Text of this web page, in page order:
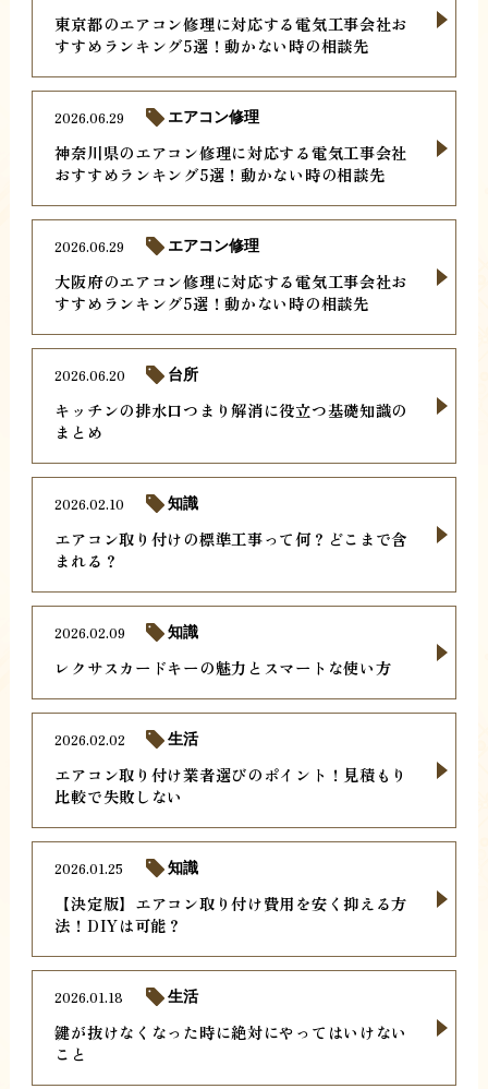
東京都のエアコン修理に対応する電気工事会社お
すすめランキング5選！動かない時の相談先
神奈川県のエアコン修理に対応する電気工事会社
おすすめランキング5選！動かない時の相談先
2026.06.29 エアコン修理
大阪府のエアコン修理に対応する電気工事会社お
すすめランキング5選！動かない時の相談先
2026.06.29 エアコン修理
キッチンの排水口つまり解消に役立つ基礎知識の
まとめ
2026.06.20 台所
エアコン取り付けの標準工事って何？どこまで含
まれる？
2026.02.10 知識
レクサスカードキーの魅力とスマートな使い方
2026.02.09 知識
エアコン取り付け業者選びのポイント！見積もり
比較で失敗しない
2026.02.02 生活
【決定版】エアコン取り付け費用を安く抑える方
法！DIYは可能？
2026.01.25 知識
鍵が抜けなくなった時に絶対にやってはいけない
こと
2026.01.18 生活